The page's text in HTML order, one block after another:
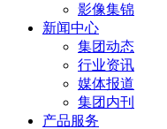
影像集锦
新闻中心
集团动态
行业资讯
媒体报道
集团内刊
产品服务